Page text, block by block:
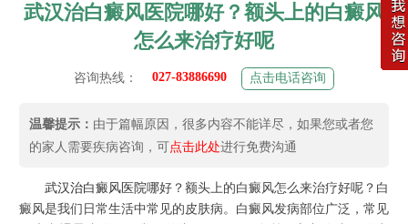
武汉治白癜风医院哪好？额头上的白癜风
怎么来治疗好呢
咨询热线： 027-83886690 点击电话咨询
温馨提示： 由于篇幅原因，很多内容不能详尽，如果您或者您
的家人需要疾病咨询，可点击此处进行免费沟通
武汉治白癜风医院哪好？额头上的白癜风怎么来治疗好呢？白
癜风是我们日常生活中常见的皮肤病。白癜风发病部位广泛，常见